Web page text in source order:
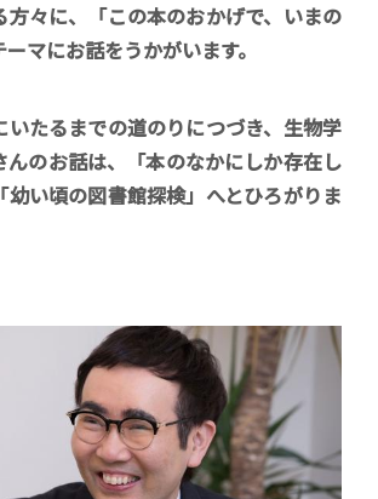
方々に、「この本のおかげで、いまの
マにお話をうかがいます。
いたるまでの道のりにつづき、生物学
んのお話は、「本のなかにしか存在し
幼い頃の図書館探検」へとひろがりま